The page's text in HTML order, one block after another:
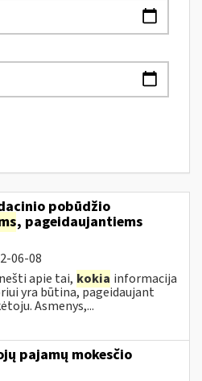
pobūdžio
, pageidaujantiems
06-08
apie tai, kokia informacija
yra būtina, pageidaujant
Asmenys,...
pajamų mokesčio